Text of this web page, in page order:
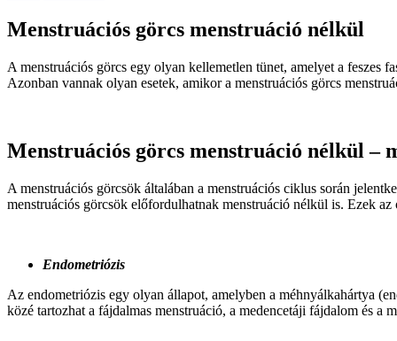
Menstruációs görcs menstruáció nélkül
A menstruációs görcs egy olyan kellemetlen tünet, amelyet a feszes
Azonban vannak olyan esetek, amikor a menstruációs görcs
Menstruációs görcs menstruáció nélkül –
A menstruációs görcsök általában a menstruációs ciklus során
menstruációs görcsök előfordulhatnak menstruáció nélkül is. Ezek
Endometriózis
Az endometriózis egy olyan állapot, amelyben a méhnyálkahártya
közé tartozhat a fájdalmas menstruáció, a medencetáji fájdalom és a